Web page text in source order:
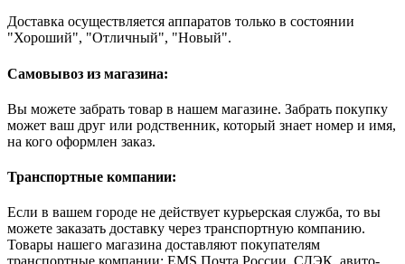
Доставка осуществляется аппаратов только в состоянии
"Хороший", "Отличный", "Новый".
Самовывоз из магазина:
Вы можете забрать товар в нашем магазине. Забрать покупку
может ваш друг или родственник, который знает номер и имя,
на кого оформлен заказ.
Транспортные компании:
Если в вашем городе не действует курьерская служба, то вы
можете заказать доставку через транспортную компанию.
Товары нашего магазина доставляют покупателям